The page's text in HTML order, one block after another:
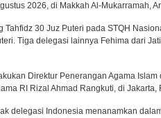
2026, di Makkah Al-Mukarramah,
Tahfidz 30 Juz Puteri pada STQH
Tiga delegasi lainnya Fehima dari
Direktur Penerangan Agama
RI Rizal Ahmad Rangkuti, di Jakarta,
delegasi Indonesia menanamkan